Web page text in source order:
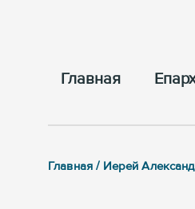
Главная
Главная / Иерей